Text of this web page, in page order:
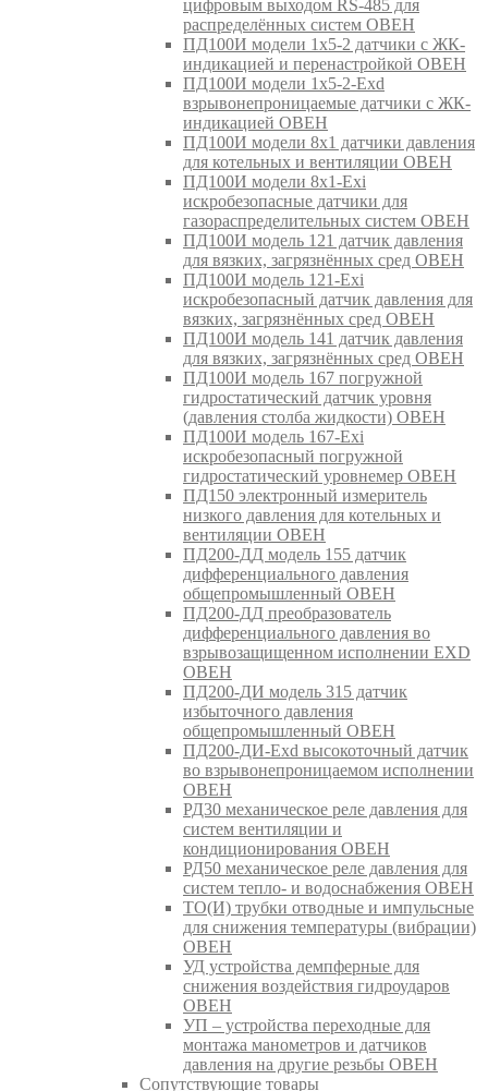
цифровым выходом RS-485 для
распределённых систем ОВЕН
ПД100И модели 1х5-2 датчики с ЖК-
индикацией и перенастройкой ОВЕН
ПД100И модели 1х5-2-Exd
взрывонепроницаемые датчики с ЖК-
индикацией ОВЕН
ПД100И модели 8х1 датчики давления
для котельных и вентиляции ОВЕН
ПД100И модели 8х1-Exi
искробезопасные датчики для
газораспределительных систем ОВЕН
ПД100И модель 121 датчик давления
для вязких, загрязнённых сред ОВЕН
ПД100И модель 121-Exi
искробезопасный датчик давления для
вязких, загрязнённых сред ОВЕН
ПД100И модель 141 датчик давления
для вязких, загрязнённых сред ОВЕН
ПД100И модель 167 погружной
гидростатический датчик уровня
(давления столба жидкости) ОВЕН
ПД100И модель 167-Exi
искробезопасный погружной
гидростатический уровнемер ОВЕН
ПД150 электронный измеритель
низкого давления для котельных и
вентиляции ОВЕН
ПД200-ДД модель 155 датчик
дифференциального давления
общепромышленный ОВЕН
ПД200-ДД преобразователь
дифференциального давления во
взрывозащищенном исполнении EXD
ОВЕН
ПД200-ДИ модель 315 датчик
избыточного давления
общепромышленный ОВЕН
ПД200-ДИ-Exd высокоточный датчик
во взрывонепроницаемом исполнении
ОВЕН
РД30 механическое реле давления для
систем вентиляции и
кондиционирования ОВЕН
РД50 механическое реле давления для
систем тепло- и водоснабжения ОВЕН
ТО(И) трубки отводные и импульсные
для снижения температуры (вибрации)
ОВЕН
УД устройства демпферные для
снижения воздействия гидроударов
ОВЕН
УП – устройства переходные для
монтажа манометров и датчиков
давления на другие резьбы ОВЕН
Сопутствующие товары